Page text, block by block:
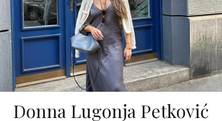
Donna Lugonja Petković